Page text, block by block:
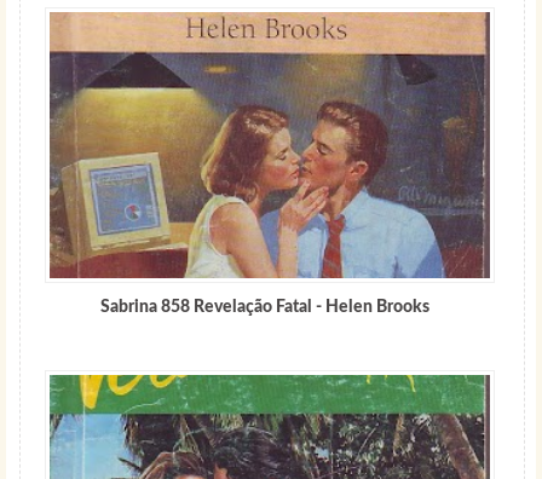
Sabrina 858 Revelação Fatal - Helen Brooks